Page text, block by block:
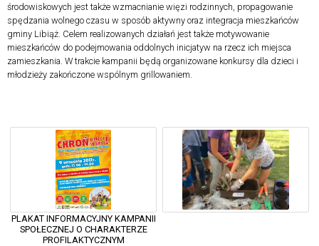
środowiskowych jest także wzmacnianie więzi rodzinnych, propagowanie
spędzania wolnego czasu w sposób aktywny oraz integracja mieszkańców
gminy Libiąż. Celem realizowanych działań jest także motywowanie
mieszkańców do podejmowania oddolnych inicjatyw na rzecz ich miejsca
zamieszkania. W trakcie kampanii będą organizowane konkursy dla dzieci i
młodzieży zakończone wspólnym grillowaniem.
PLAKAT INFORMACYJNY KAMPANII
SPOŁECZNEJ O CHARAKTERZE
PROFILAKTYCZNYM